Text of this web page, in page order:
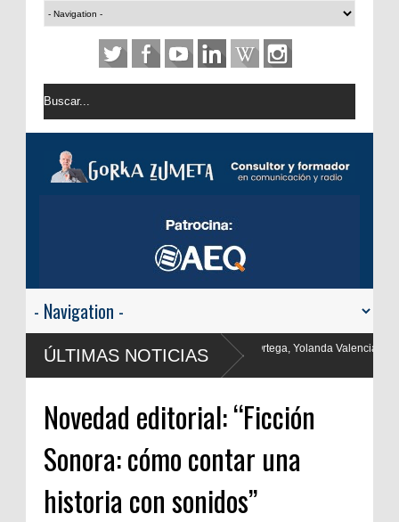
ÚLTIMAS NOTICIAS
Yolanda Valencia y Frank Blanco regresan a
Novedad editorial: “Ficción
Sonora: cómo contar una
historia con sonidos”